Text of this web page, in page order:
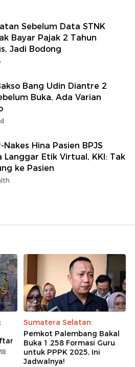
Sebelum Data STNK
Bayar Pajak 2 Tahun
Jadi Bodong
Bang Udin Diantre 2
Buka, Ada Varian
Hina Pasien BPJS
Langgar Etik Virtual, KKI: Tak
ke Pasien
Sumatera Selatan
Pemkot Palembang Bakal
Buka 1.258 Formasi Guru
untuk PPPK 2025, Ini
Jadwalnya!